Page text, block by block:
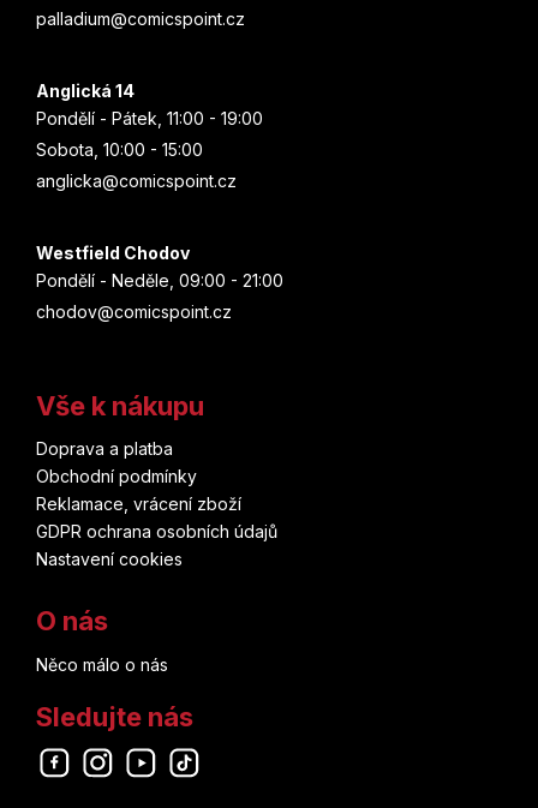
palladium@comicspoint.cz
Anglická 14
Pondělí - Pátek, 11:00 - 19:00
Sobota, 10:00 - 15:00
anglicka@comicspoint.cz
Westfield Chodov
Pondělí - Neděle, 09:00 - 21:00
chodov@comicspoint.cz
Vše k nákupu
Doprava a platba
Obchodní podmínky
Reklamace, vrácení zboží
GDPR ochrana osobních údajů
Nastavení cookies
O nás
Něco málo o nás
Sledujte nás
Odebírat newsletter